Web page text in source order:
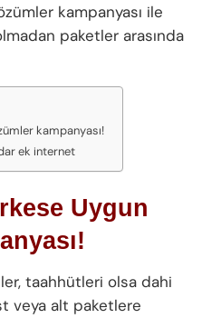
kampanyası ile
paketler arasında
kampanyası!
ek internet
Uygun
taahhütleri olsa dahi
veya alt paketlere